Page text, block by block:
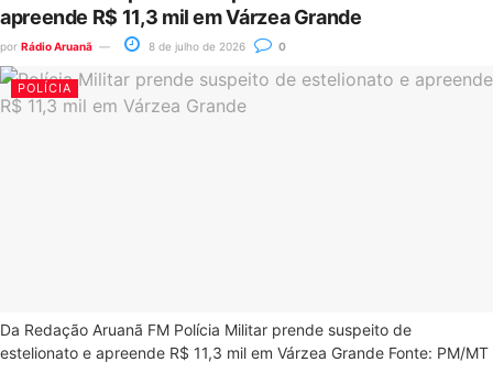
apreende R$ 11,3 mil em Várzea Grande
por Rádio Aruanã 8 de julho de 2026 0
POLÍCIA
Da Redação Aruanã FM Polícia Militar prende suspeito de
estelionato e apreende R$ 11,3 mil em Várzea Grande Fonte: PM/MT